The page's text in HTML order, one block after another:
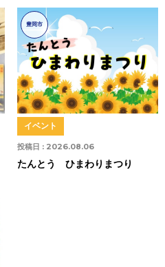
豊岡市
投稿日 : 2026.08.06
イベント
たんとう ひまわりまつり